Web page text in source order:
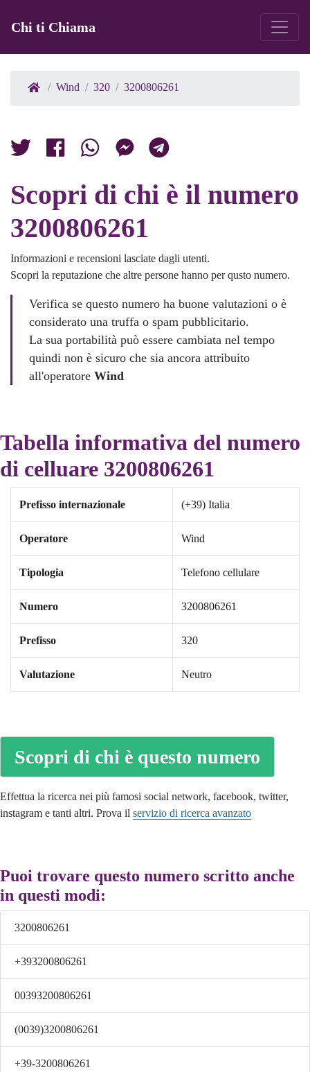
Chi ti Chiama
Wind 320 3200806261
Scopri di chi è il numero
3200806261
Informazioni e recensioni lasciate dagli utenti.
Scopri la reputazione che altre persone hanno per qusto numero.
Verifica se questo numero ha buone valutazioni o è
considerato una truffa o spam pubblicitario.
La sua portabilità può essere cambiata nel tempo
quindi non è sicuro che sia ancora attribuito
all'operatoreWind
Tabella informativa del numero
di celluare 3200806261
Prefisso internazionale (+39) Italia
Operatore Wind
Tipologia Telefono cellulare
Numero 3200806261
Prefisso 320
Valutazione Neutro
Scopri di chi è questo numero
Effettua la ricerca nei più famosi social network, facebook, twitter,
instagram e tanti altri. Prova il servizio di ricerca avanzato
Puoi trovare questo numero scritto anche
in questi modi:
3200806261
+393200806261
00393200806261
(0039)3200806261
+39-3200806261